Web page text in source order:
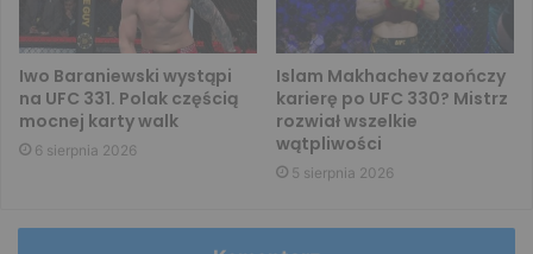
Iwo Baraniewski wystąpi
na UFC 331. Polak częścią
mocnej karty walk
6 sierpnia 2026
Islam Makhachev zaończy
karierę po UFC 330? Mistrz
rozwiał wszelkie
wątpliwości
5 sierpnia 2026